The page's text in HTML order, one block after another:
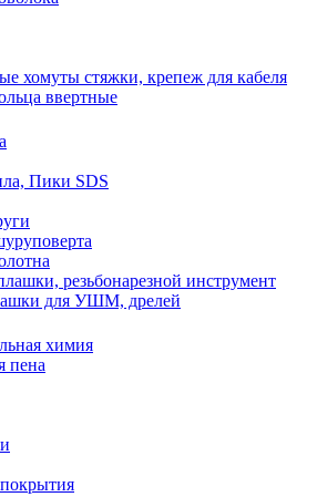
хомуты стяжки, крепеж для кабеля
ввертные
Пики SDS
резьбонарезной инструмент
для УШМ, дрелей
химия
пена